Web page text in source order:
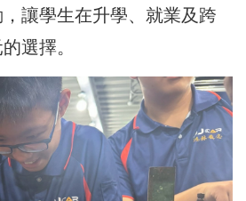
讓學生在升學、就業及跨
選擇。